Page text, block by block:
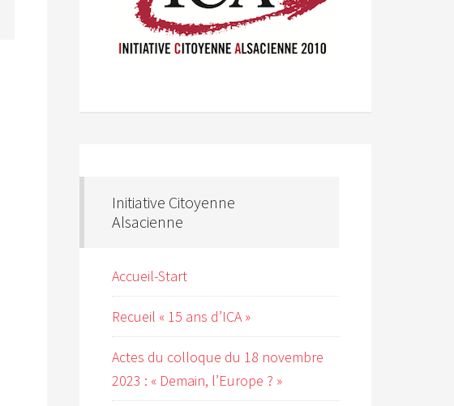
Initiative Citoyenne
Alsacienne
Accueil-Start
Recueil « 15 ans d’ICA »
Actes du colloque du 18 novembre
2023 : « Demain, l’Europe ? »